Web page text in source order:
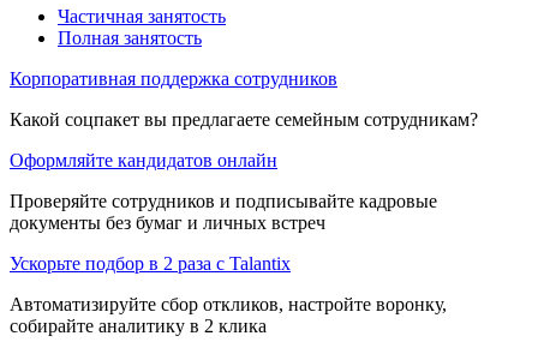
Частичная занятость
Полная занятость
Корпоративная поддержка сотрудников
Какой соцпакет вы предлагаете семейным сотрудникам?
Оформляйте кандидатов онлайн
Проверяйте сотрудников и подписывайте кадровые
документы без бумаг и личных встреч
Ускорьте подбор в 2 раза с Talantix
Автоматизируйте сбор откликов, настройте воронку,
собирайте аналитику в 2 клика